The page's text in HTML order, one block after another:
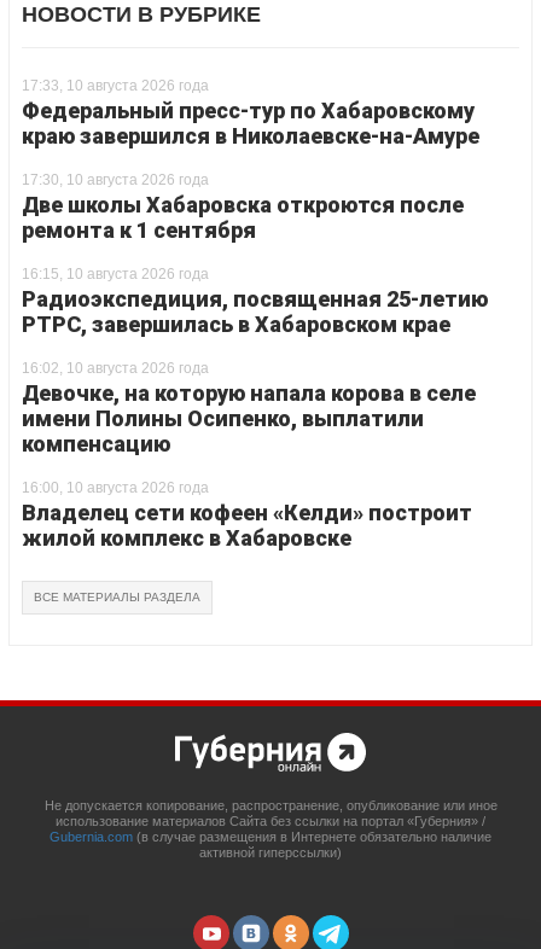
НОВОСТИ В РУБРИКЕ
17:33, 10 августа 2026 года
Федеральный пресс-тур по Хабаровскому
краю завершился в Николаевске-на-Амуре
17:30, 10 августа 2026 года
Две школы Хабаровска откроются после
ремонта к 1 сентября
16:15, 10 августа 2026 года
Радиоэкспедиция, посвященная 25-летию
РТРС, завершилась в Хабаровском крае
16:02, 10 августа 2026 года
Девочке, на которую напала корова в селе
имени Полины Осипенко, выплатили
компенсацию
16:00, 10 августа 2026 года
Владелец сети кофеен «Келди» построит
жилой комплекс в Хабаровске
ВСЕ МАТЕРИАЛЫ РАЗДЕЛА
Не допускается копирование, распространение, опубликование или иное
использование материалов Сайта без ссылки на портал «Губерния» /
Gubernia.com (в случае размещения в Интернете обязательно наличие
активной гиперссылки)